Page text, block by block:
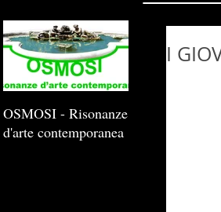
I
OSMOSI - Risonanze
d'arte contemporanea